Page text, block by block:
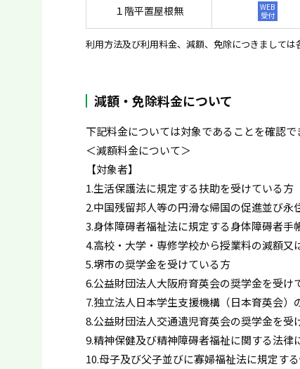
１階平置屋根無
WEB
受付
利用方法及び利用料金、減額、免除につきましては
減額・免除料金について
下記料金については対象であることを確認
＜減額料金について＞
【対象者】
1.生活保護法に規定する扶助を受けている方
2.中国残留邦人等の円滑な帰国の促進並び
3.身体障碍者福祉法に規定する身体障碍者手
4.高校・大学・専修学校から授業料の減額又
5.堺市の奨学金を受けている方
6.公益財団法人大阪府育英会の奨学金を受け
7.独立法人日本学生支援機構（日本育英会）
8.公益財団法人交通遺児育英会の奨学金を受
9.精神保健及び精神障碍者福祉に関する法
10.母子及び父子並びに寡婦福祉法に規定す